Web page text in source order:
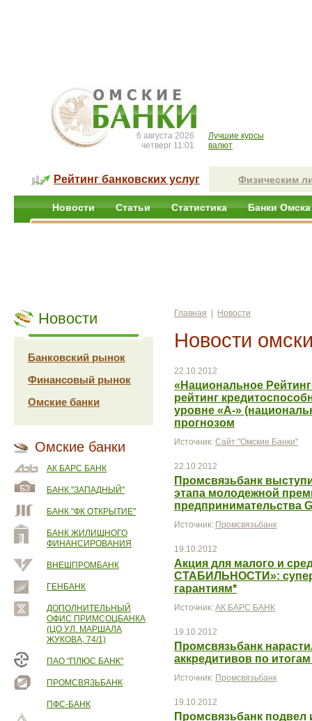
6 августа 2026
четверг 11:01
Лучшие курсы
валют
Рейтинг банковских услуг Физическим
Новости Статьи Статистика Банки Омска
Новости
Банковский рынок
Финансовый рынок
Омские банки
Омские банки
АК БАРС БАНК
БАНК "ЗАПАДНЫЙ"
БАНК "ФК ОТКРЫТИЕ"
БАНК ЖИЛИЩНОГО
ФИНАНСИРОВАНИЯ
ВНЕШПРОМБАНК
ГЕНБАНК
ДОПОЛНИТЕЛЬНЫЙ
ОФИС ПРИМСОЦБАНКА
(ЦО УЛ. МАРШАЛА
ЖУКОВА, 74/1)
ПАО "ПЛЮС БАНК"
ПРОМСВЯЗЬБАНК
ПФС-БАНК
Главная Новости
Новости
22.10.2012
«Национальное
рейтинг
уровне «A-»
прогнозом
Источник: Сайт "Омские Банки"
22.10.2012
Промсвязьбанк
этапа молодежной
предпринимательства
Источник: Промсвязьбанк
19.10.2012
Акция для малого и
СТАБИЛЬНОСТИ»:
гарантиям*
Источник: АК БАРС БАНК
19.10.2012
Промсвязьбанк
аккредитивов по
Источник: Промсвязьбанк
19.10.2012
Промсвязьбанк подвел